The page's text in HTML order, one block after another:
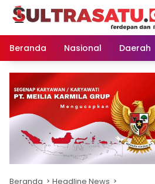
Langsung
Beranda
Nasional Daerah
Beranda Headline News